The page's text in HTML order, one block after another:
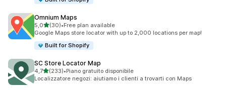
Omnium Maps
5,0stelle su 5
(30)
30 recensioni totali
•Free plan available
Google Maps store locator with up to 2,000 locations per map!
Built for Shopify
SC Store Locator Map
4,7stelle su 5
(233)
233 recensioni totali
•Piano gratuito disponibile
Localizzatore negozi: aiutiamo i clienti a trovarti con Maps